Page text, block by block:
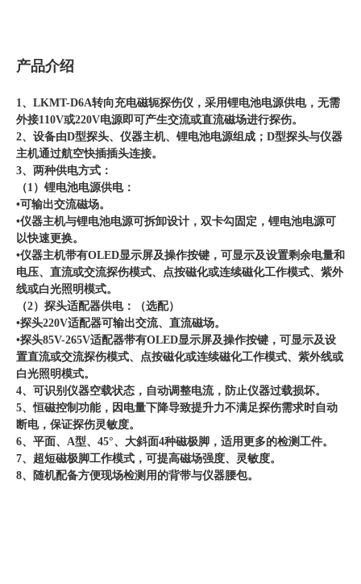
产品介绍
1、LKMT-D6A转向充电磁轭探伤仪，采用锂电池电源供电，无需
外接110V或220V电源即可产生交流或直流磁场进行探伤。
2、设备由D型探头、仪器主机、锂电池电源组成；D型探头与仪器
主机通过航空快插插头连接。
3、两种供电方式：
（1）锂电池电源供电：
•可输出交流磁场。
•仪器主机与锂电池电源可拆卸设计，双卡勾固定，锂电池电源可
以快速更换。
•仪器主机带有OLED显示屏及操作按键，可显示及设置剩余电量和
电压、直流或交流探伤模式、点按磁化或连续磁化工作模式、紫外
线或白光照明模式。
（2）探头适配器供电：（选配）
•探头220V适配器可输出交流、直流磁场。
•探头85V-265V适配器带有OLED显示屏及操作按键，可显示及设
置直流或交流探伤模式、点按磁化或连续磁化工作模式、紫外线或
白光照明模式。
4、可识别仪器空载状态，自动调整电流，防止仪器过载损坏。
5、恒磁控制功能，因电量下降导致提升力不满足探伤需求时自动
断电，保证探伤灵敏度。
6、平面、A型、45°、大斜面4种磁极脚，适用更多的检测工件。
7、超短磁极脚工作模式，可提高磁场强度、灵敏度。
8、随机配备方便现场检测用的背带与仪器腰包。